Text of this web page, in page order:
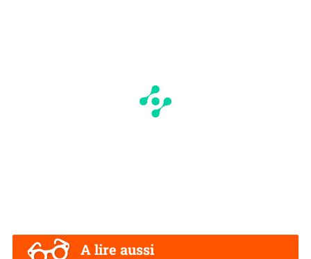
A lire aussi